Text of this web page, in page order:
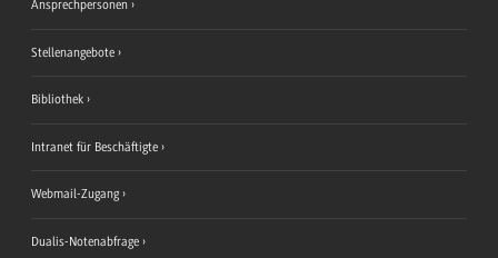
Ansprechpersonen
Stellenangebote
Bibliothek
Intranet für Beschäftigte
Webmail-Zugang
Dualis-Notenabfrage